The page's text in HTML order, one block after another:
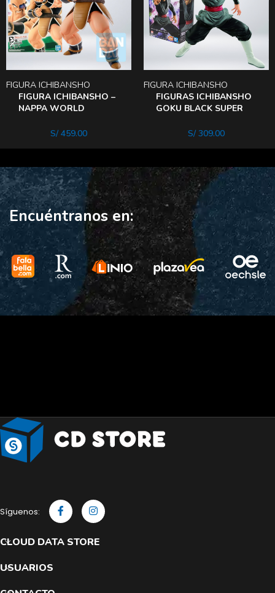
FIGURA ICHIBANSHO –
NAPPA WORLD
BATTLE DRAGON BALL
FIGURA ICHIBANSHO
S/459.00
FIGURAS ICHIBANSHO
GOKU BLACK SUPER
FIGURA ICHIBANSHO
S/309.00
Encuéntranos en:
Síguenos:
CLOUD DATA STORE
USUARIOS